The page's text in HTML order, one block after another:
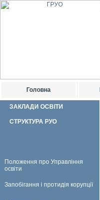
Головна
ЗАКЛАДИ ОСВІТИ
СТРУКТУРА РУО
Положення про Управління
освіти
Запобігання і протидія корупції